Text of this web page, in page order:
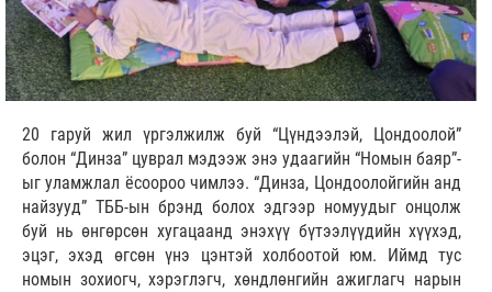
20 гаруй жил үргэлжилж буй “Цүндээлэй, Цондоолой”
болон “Динза” цуврал мэдээж энэ удаагийн “Номын баяр”-
ыг уламжлал ёсоороо чимлээ. “Динза, Цондоолойгийн анд
найзууд” ТББ-ын брэнд болох эдгээр номуудыг онцолж
буй нь өнгөрсөн хугацаанд энэхүү бүтээлүүдийн хүүхэд,
эцэг, эхэд өгсөн үнэ цэнтэй холбоотой юм. Иймд тус
номын зохиогч, хэрэглэгч, хөндлөнгийн ажиглагч нарын